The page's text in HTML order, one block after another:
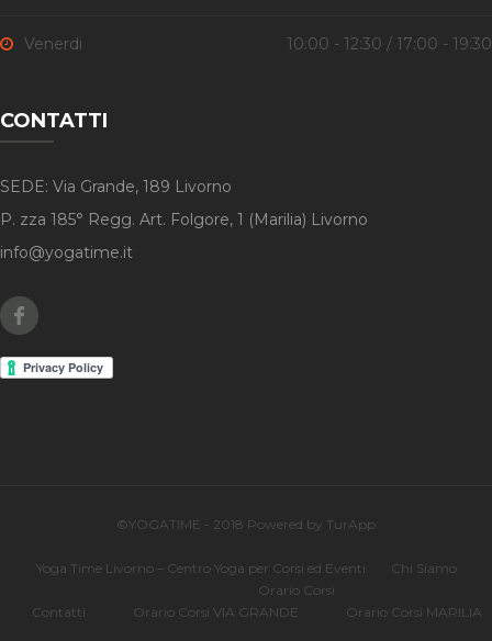
Venerdi 10:00 - 12:30 / 17:00 - 19:30
CONTATTI
SEDE: Via Grande, 189 Livorno
P. zza 185° Regg. Art. Folgore, 1 (Marilia) Livorno
info@yogatime.it
©YOGATIME - 2018 Powered by TurApp
Yoga Time Livorno – Centro Yoga per Corsi ed Eventi Chi Siamo
Contatti
Orario Corsi
Orario Corsi VIA GRANDE
Orario Corsi MARILIA